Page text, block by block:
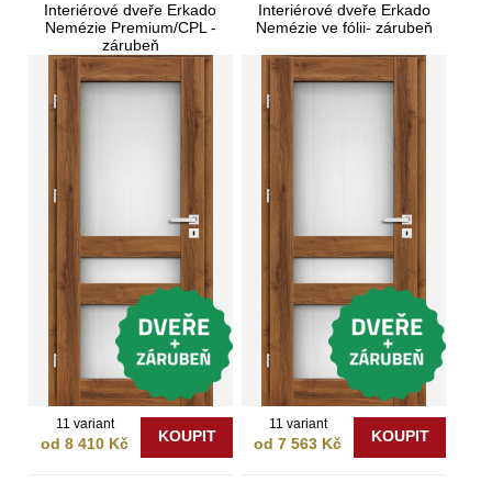
Interiérové dveře Erkado
Nemézie Premium/CPL -
zárubeň
11 variant
od 8 410 Kč KOUPIT
Interiérové dveře Erkado
Nemézie ve fólii- zárubeň
11 variant
od 7 563 Kč KOUPIT